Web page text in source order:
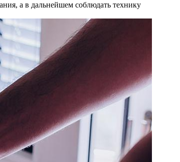
а в дальнейшем соблюдать технику